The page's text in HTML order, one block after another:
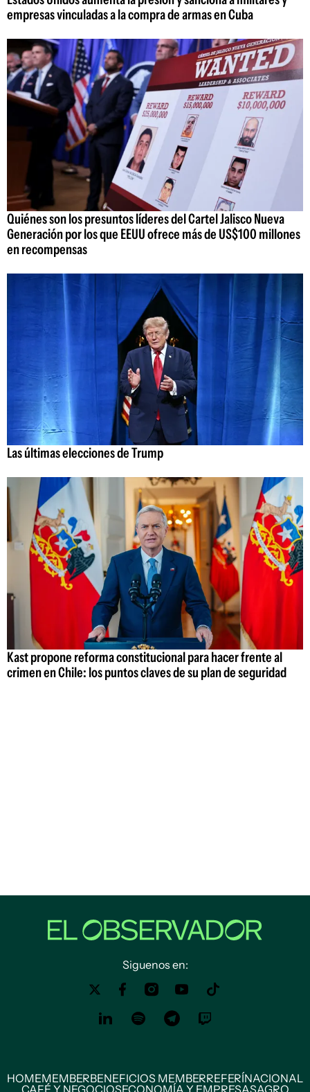
empresas vinculadas a la compra de armas en Cuba
Quiénes son los presuntos líderes del Cartel Jalisco Nueva
Generación por los que EEUU ofrece más de US$100 millones
en recompensas
Las últimas elecciones de Trump
Kast propone reforma constitucional para hacer frente al
crimen en Chile: los puntos claves de su plan de seguridad
Siguenos en:
HOMEMEMBERBENEFICIOS MEMBERREFERÍNACIONAL
CAFÉ Y NEGOCIOSECONOMÍA Y EMPRESASAGRO